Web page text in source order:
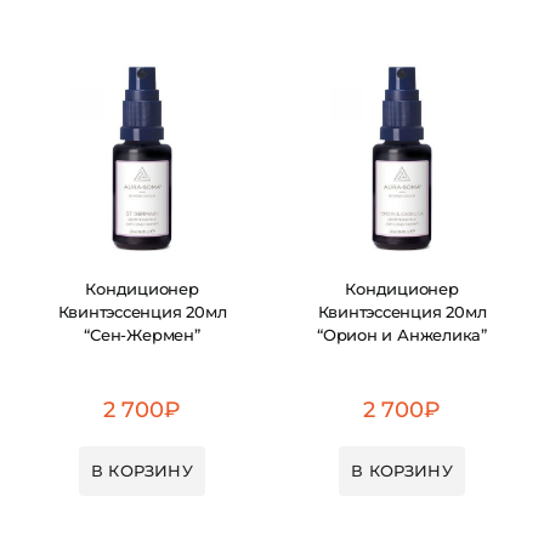
Кондиционер
Квинтэссенция 20мл
“Сен-Жермен”
2 700₽
В КОРЗИНУ
Кондиционер
Квинтэссенция 20мл
“Орион и Анжелика”
2 700₽
В КОРЗИНУ